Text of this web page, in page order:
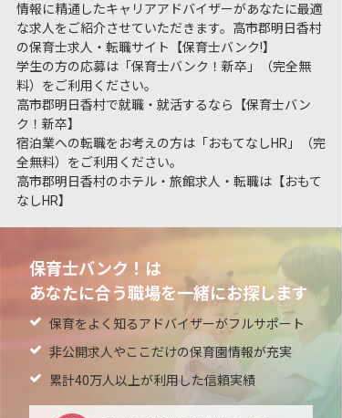
情報に精通したキャリアアドバイザーがあなたに最適
な求人をご紹介させていただきます。高市郡明日香村
の保育士求人・転職サイト【保育士バンク!】
学生の方の応募は「保育士バンク！新卒」（完全無
料）をご利用ください。
高市郡明日香村で就職・就活するなら【保育士バン
ク！新卒】
宿泊業への転職をお考えの方は「おもてなしHR」（完
全無料）をご利用ください。
高市郡明日香村のホテル・旅館求人・転職は【おもて
なしHR】
保育士バンク！は
あなたに合う職場を一緒にお探します
保育をよく知るアドバイザーがフルサポート
非公開求人やここだけの保育園情報が充実
累計40万人以上が利用した信頼実績